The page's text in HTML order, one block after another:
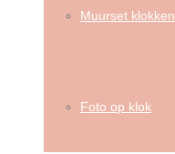
Muurset klokken
Foto op klok